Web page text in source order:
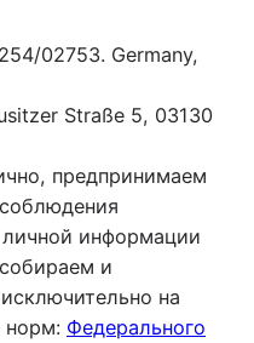
02753. Germany,
Straße 5, 03130
предпринимаем
информации
и
на
норм: Федерального